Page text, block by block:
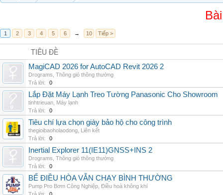
1 2 3 4 5 6 → 10 Tiếp >
TIÊU ĐỀ
MagiCAD 2026 for AutoCAD Revit 2026 2
Drograms Thông gió thông thường
Trả lời:
0
Lắp Đặt Máy Lạnh Treo Tường Panasonic Cho Showroom
tinhtrieuan Máy lạnh
Trả lời:
0
Tiêu chí lựa chọn giày bảo hộ cho công trình
thegioibaoholaodong Liên kết
Trả lời:
0
Inertial Explorer 11(IE11)GNSS+INS 2
Drograms Thông gió thông thường
Trả lời:
0
BỂ ĐIỀU HÒA VẪN CHẠY BÌNH THƯỜNG
Pump Pro Bơm Công Nghiệp Điều hoà không khí